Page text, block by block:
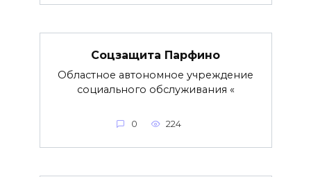
Соцзащита Парфино
Областное автономное учреждение
социального обслуживания «
0 224